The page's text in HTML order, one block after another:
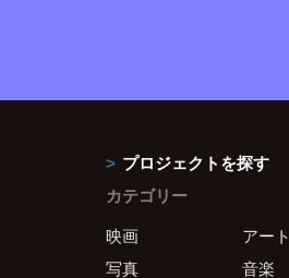
プロジェクトを探す
カテゴリー
映画
アート
写真
音楽